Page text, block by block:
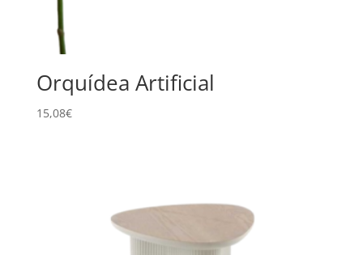
Orquídea Artificial
15,08€